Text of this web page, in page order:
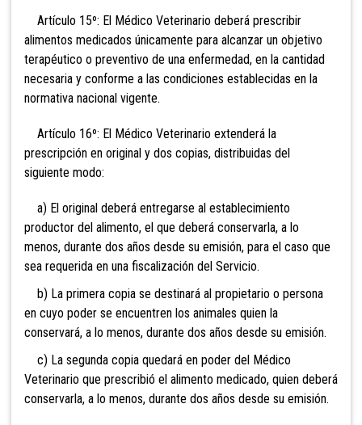
Artículo 15º: El Médico Veterinario deberá prescribir
alimentos medicados únicamente para alcanzar un objetivo
terapéutico o preventivo de una enfermedad, en la cantidad
necesaria y conforme a las condiciones establecidas en la
normativa nacional vigente.
Artículo 16º: El Médico Veterinario extenderá la
prescripción en original y dos copias, distribuidas del
siguiente modo:
a) El original deberá entregarse al establecimiento
productor del alimento, el que deberá conservarla, a lo
menos, durante dos años desde su emisión, para el caso que
sea requerida en una fiscalización del Servicio.
b) La primera copia se destinará al propietario o persona
en cuyo poder se encuentren los animales quien la
conservará, a lo menos, durante dos años desde su emisión.
c) La segunda copia quedará en poder del Médico
Veterinario que prescribió el alimento medicado, quien deberá
conservarla, a lo menos, durante dos años desde su emisión.